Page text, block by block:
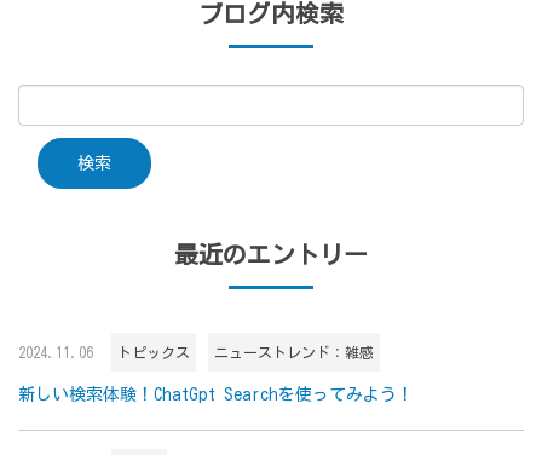
ブログ内検索
最近のエントリー
2024.11.06 トピックス ニューストレンド：雑感
新しい検索体験！ChatGpt Searchを使ってみよう！